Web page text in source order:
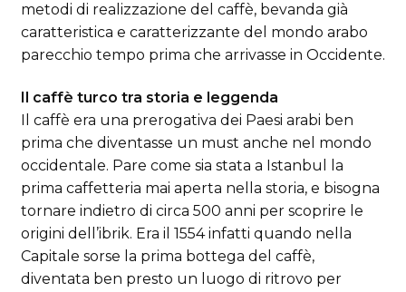
metodi di realizzazione del caffè, bevanda già
caratteristica e caratterizzante del mondo arabo
parecchio tempo prima che arrivasse in Occidente.
Il caffè turco tra storia e leggenda
Il caffè era una prerogativa dei Paesi arabi ben
prima che diventasse un must anche nel mondo
occidentale. Pare come sia stata a Istanbul la
prima caffetteria mai aperta nella storia, e bisogna
tornare indietro di circa 500 anni per scoprire le
origini dell’ibrik. Era il 1554 infatti quando nella
Capitale sorse la prima bottega del caffè,
diventata ben presto un luogo di ritrovo per